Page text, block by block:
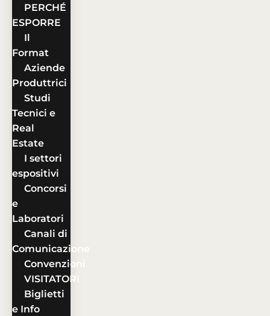
PERCHÉ
ESPORRE
Il
Format
Aziende
Produttrici
Studi
Tecnici e
Real
Estate
I settori
espositivi
Concorsi
e
Laboratori
Canali di
Comunicazione
Convenzioni
VISITATORI
Biglietti
e Info